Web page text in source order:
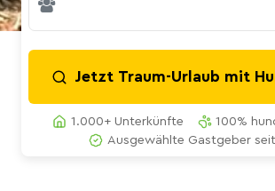
Jetzt Traum-Urlaub mit
1.000+ Unterkünfte
100%
Ausgewählte Gastgeber